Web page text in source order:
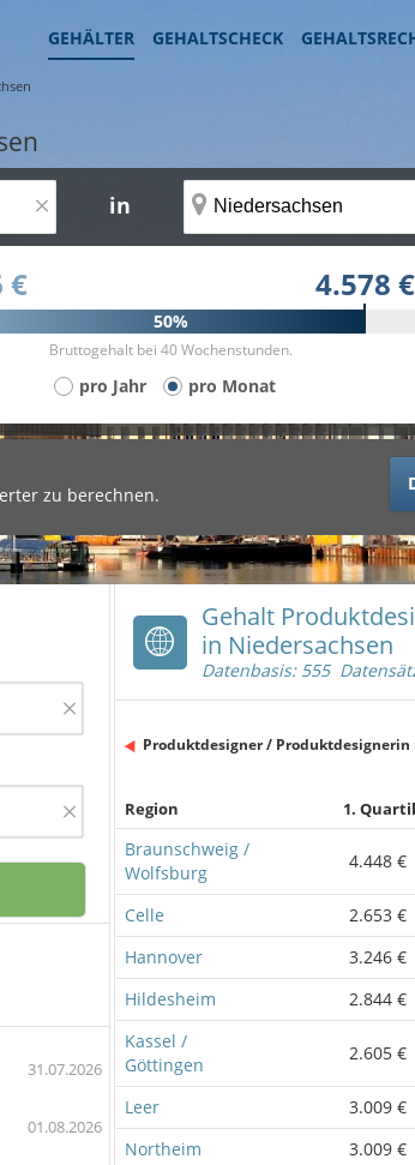
GEHÄLTER GEHALTSCHECK
× in
€ 4.578 €
50%
Bruttogehalt bei 40 Wochenstunden.
pro Jahr pro Monat
zu berechnen.
Gehalt
in Niedersachsen
Datenbasis: 555
Produktdesigner / Produktdesignerin
Region 1. Quartil
Braunschweig /
Wolfsburg
4.448 €
Celle 2.653 €
Hannover
3.246 €
Hildesheim
2.844 €
Kassel /
Göttingen
2.605 €
Leer 3.009 €
Northeim
3.009 €
×
×
31.07.2026
01.08.2026